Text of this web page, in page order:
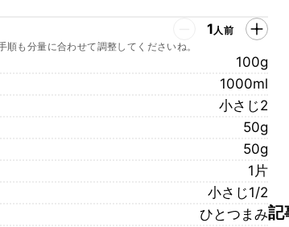
1人前
も分量に合わせて調整してくださいね。
100g
1000ml
小さじ2
50g
50g
1片
小さじ1/2
ひとつまみ記